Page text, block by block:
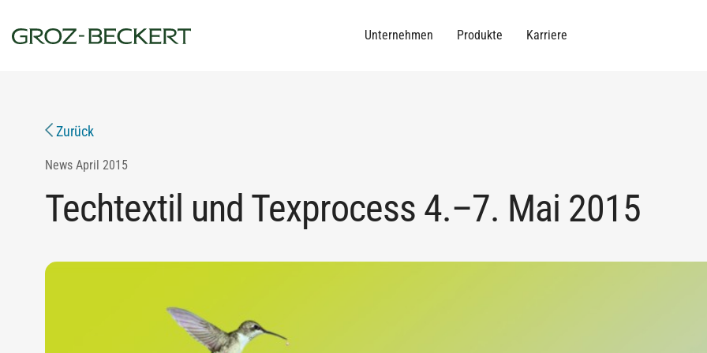
Unternehmen Produkte Karriere
Zurück
News April 2015
Techtextil und Texprocess 4.–7. Mai 2015